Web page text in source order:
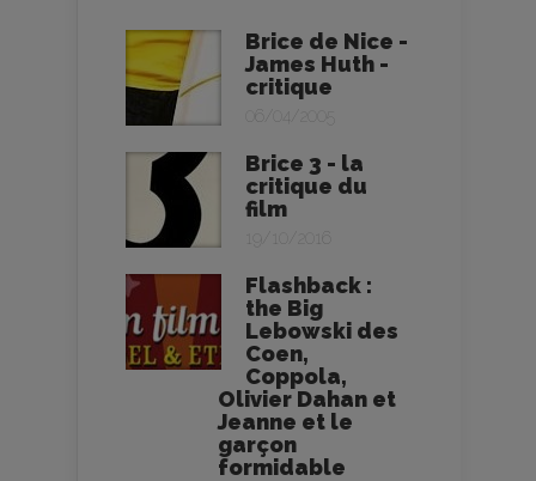
Brice de Nice -
James Huth -
critique
06/04/2005
Brice 3 - la
critique du
film
Flashback :
the Big
Lebowski des
Coen,
Coppola,
Olivier Dahan et
Jeanne et le
garçon
formidable